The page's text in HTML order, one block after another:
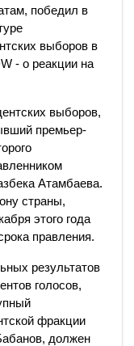
победил в
выборов в
- о реакции на
выборов,
премьер-
Атамбаева.
страны,
этого года
правления.
результатов
голосов,
фракции
должен